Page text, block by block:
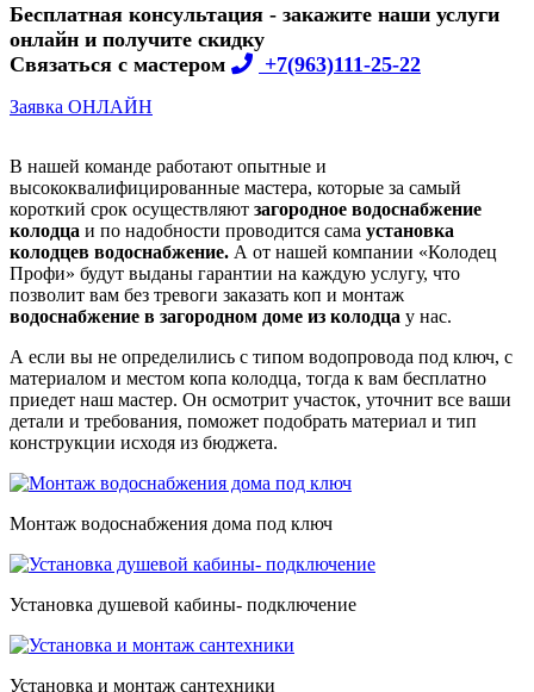
Бесплатная консультация - закажите наши услуги
онлайн и получите скидку
Связаться с мастером
+7(963)111-25-22
Заявка ОНЛАЙН
В нашей команде работают опытные и
высококвалифицированные мастера, которые за самый
короткий срок осуществляют загородное водоснабжение
колодца и по надобности проводится сама установка
колодцев водоснабжение. А от нашей компании «Колодец
Профи» будут выданы гарантии на каждую услугу, что
позволит вам без тревоги заказать коп и монтаж
водоснабжение в загородном доме из колодца у нас.
А если вы не определились с типом водопровода под ключ, с
материалом и местом копа колодца, тогда к вам бесплатно
приедет наш мастер. Он осмотрит участок, уточнит все ваши
детали и требования, поможет подобрать материал и тип
конструкции исходя из бюджета.
Монтаж водоснабжения дома под ключ
Установка душевой кабины- подключение
Установка и монтаж сантехники